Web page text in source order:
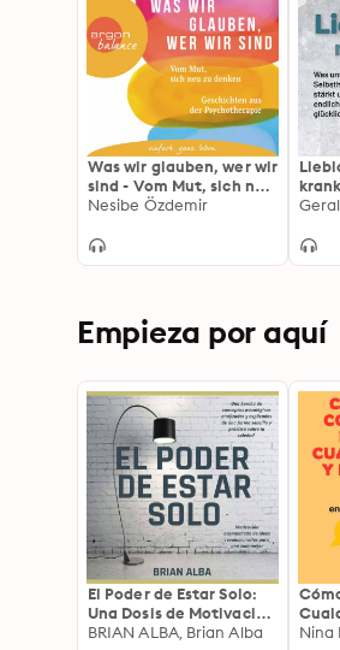
Was wir glauben, wer wir
sind - Vom Mut, sich neu
zu denken. Geschichten
(Ungekürzte Lesung)
Nesibe Özdemir
Empieza por aquí
El Poder de Estar Solo:
Una Dosis de Motivación
Acompañada de Ideas
BRIAN ALBA, Brian Alba Nina